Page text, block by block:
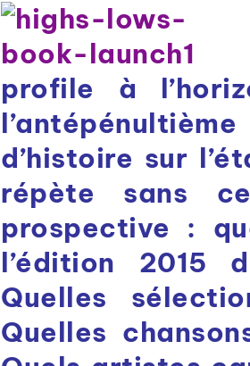
profile à
d’histoire sur
répète sans
prospective :
l’édition 2015
Quelles
Quelles